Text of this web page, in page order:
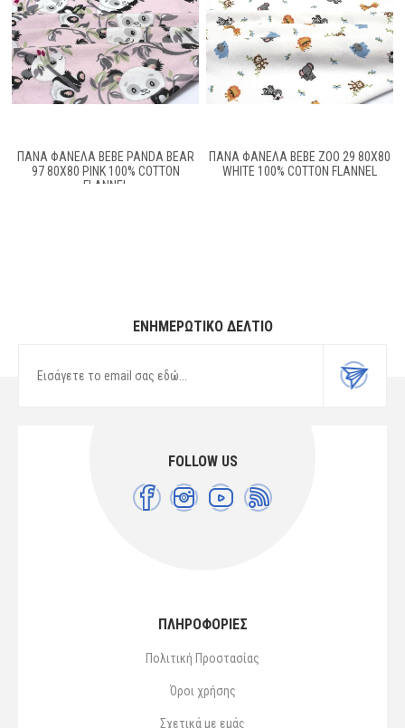
ΠΑΝΑ ΦΑΝΕΛΑ BEBE PANDA BEAR
97 80X80 PINK 100% COTTON
FLANNEL
ΠΑΝΑ ΦΑΝΕΛΑ BEBE ZOO 29 80X80
WHITE 100% COTTON FLANNEL
ΕΝΗΜΕΡΩΤΙΚΌ ΔΕΛΤΊΟ
FOLLOW US
ΠΛΗΡΟΦΟΡΙΕΣ
Πολιτική Προστασίας
Όροι χρήσης
Σχετικά με εμάς